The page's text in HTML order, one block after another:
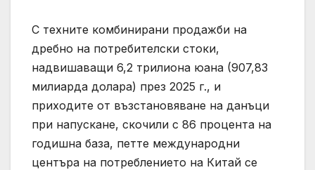
С техните комбинирани продажби на
дребно на потребителски стоки,
надвишаващи 6,2 трилиона юана (907,83
милиарда долара) през 2025 г., и
приходите от възстановяване на данъци
при напускане, скочили с 86 процента на
годишна база, петте международни
центъра на потреблението на Китай се